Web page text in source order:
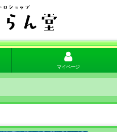
マイページ